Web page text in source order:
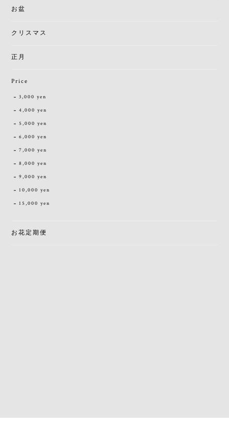
お盆
クリスマス
正月
Price
3,000 yen
4,000 yen
5,000 yen
6,000 yen
7,000 yen
8,000 yen
9,000 yen
10,000 yen
15,000 yen
お花定期便